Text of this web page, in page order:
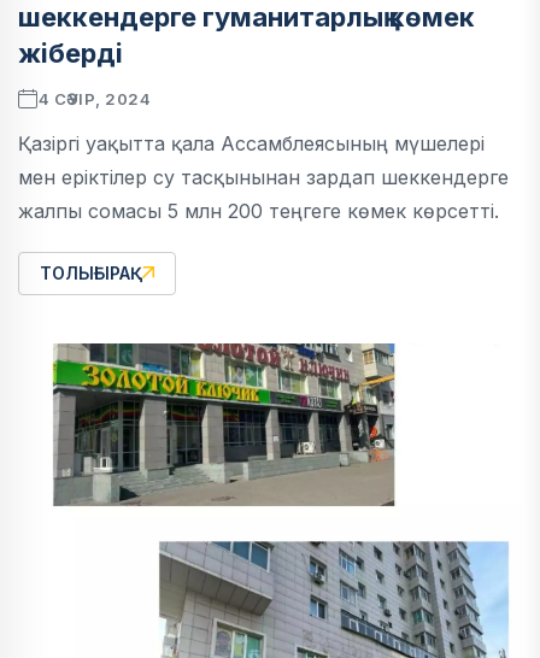
шеккендерге гуманитарлық көмек
жіберді
4 СӘУІР, 2024
Қазіргі уақытта қала Ассамблеясының мүшелері
мен еріктілер су тасқынынан зардап шеккендерге
жалпы сомасы 5 млн 200 теңгеге көмек көрсетті.
ТОЛЫҒЫРАҚ